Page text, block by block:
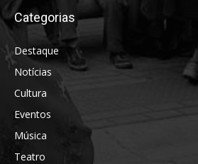
Categorias
Destaque
Notícias
Cultura
Eventos
Música
Teatro